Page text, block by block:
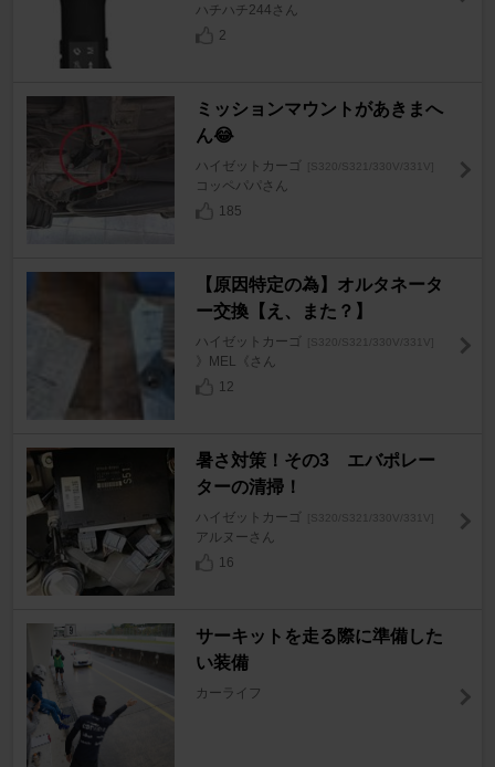
ハチハチ244さん
2
ミッションマウントがあきまへ
ん😂
ハイゼットカーゴ [S320/S321/330V/331V]
コッペパパさん
185
【原因特定の為】オルタネータ
ー交換【え、また？】
ハイゼットカーゴ [S320/S321/330V/331V]
》MEL《さん
12
暑さ対策！その3 エバポレー
ターの清掃！
ハイゼットカーゴ [S320/S321/330V/331V]
アルヌーさん
16
サーキットを走る際に準備した
い装備
カーライフ